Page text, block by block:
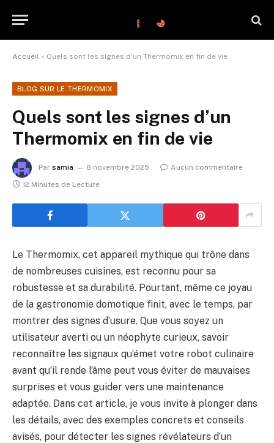
Accueil » Quels sont les signes d’un Thermomix en fin de vie
BLOG SUR LE THERMOMIX
Quels sont les signes d’un
Thermomix en fin de vie
Par samia 8 novembre 2025
Aucun commentaire
12 Minutes de Lecture
Le Thermomix, cet appareil mythique qui trône dans
de nombreuses cuisines, est reconnu pour sa
robustesse et sa durabilité. Pourtant, même ce joyau
de la gastronomie domotique finit, avec le temps, par
montrer des signes d’usure. Que vous soyez un
utilisateur averti ou un néophyte curieux, savoir
reconnaître les signaux qu’émet votre robot culinaire
avant qu’il rende l’âme peut vous éviter de mauvaises
surprises et vous guider vers une maintenance
adaptée. Dans cet article, je vous invite à plonger dans
les détails, avec des exemples concrets et conseils
avisés, pour détecter les signes révélateurs d’un